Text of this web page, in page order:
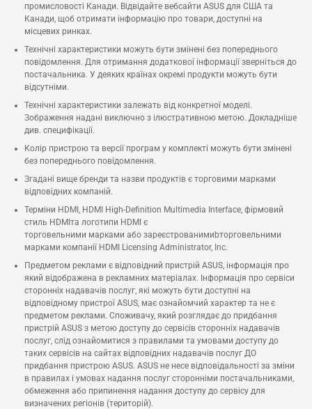
промисловості Канади. Відвідайте вебсайти ASUS для США та
Канади, щоб отримати інформацію про товари, доступні на
місцевих ринках.
Технічні характеристики можуть бути змінені без попереднього
повідомлення. Для отримання додаткової інформації зверніться до
постачальника. У деяких країнах окремі продукти можуть бути
відсутніми.
Технічні характеристики залежать від конкретної моделі.
Зображення надані виключно з ілюстративною метою. Докладніше
див. специфікації.
Колір пристрою та версії програм у комплекті можуть бути змінені
без попереднього повідомлення.
Згадані вище бренди та назви продуктів є торговими марками
відповідних компаній.
Терміни HDMI, HDMI High-Definition Multimedia Interface, фірмовий
стиль HDMIта логотипи HDMI є
торговельними марками або зареєстрованимиbторговельними
марками компанії HDMI Licensing Administrator, Inc.
Предметом реклами є відповідний пристрій ASUS, інформація про
який відображена в рекламних матеріалах. Інформація про сервіси
сторонніх надавачів послуг, які можуть бути доступні на
відповідному пристрої ASUS, має ознайомчий характер та не є
предметом реклами. Споживачу, який розглядає до придбання
пристрій ASUS з метою доступу до сервісів сторонніх надавачів
послуг, слід ознайомитися з правилами та умовами доступу до
таких сервісів на сайтах відповідних надавачів послуг ДО
придбання пристрою ASUS. ASUS не несе відповідальності за зміни
в правилах і умовах надання послуг сторонніми постачальниками,
обмеження або припинення надання доступу до сервісу для
визначених регіонів (територій).